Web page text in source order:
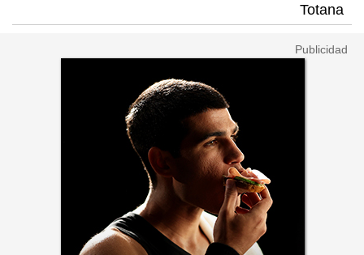
Totana